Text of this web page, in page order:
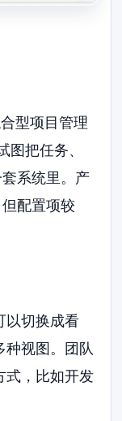
型项目管理
图把任务、
系统里。产
配置项较
以切换成看
种视图。团队
式，比如开发